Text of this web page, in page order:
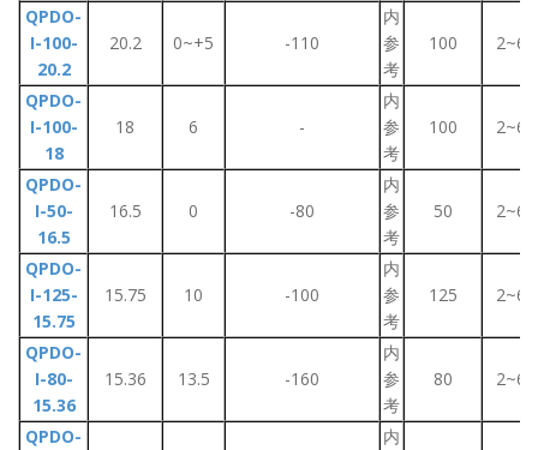
QPDO-
I-100-
20.2
20.2 0~+5 -110
内
参
考
100 2~6
QPDO-
I-100-
18
18 6 -
内
参
考
100 2~6
QPDO-
I-50-
16.5
16.5 0 -80
内
参
考
50 2~6
QPDO-
I-125-
15.75
15.75 10 -100
内
参
考
125 2~6
QPDO-
I-80-
15.36
15.36 13.5 -160
内
参
考
80 2~6
QPDO-
内